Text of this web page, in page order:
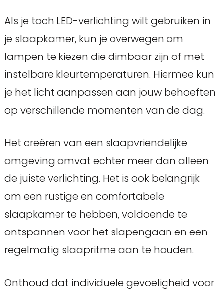
Als je toch LED-verlichting wilt gebruiken in
je slaapkamer, kun je overwegen om
lampen te kiezen die dimbaar zijn of met
instelbare kleurtemperaturen. Hiermee kun
je het licht aanpassen aan jouw behoeften
op verschillende momenten van de dag.
Het creëren van een slaapvriendelijke
omgeving omvat echter meer dan alleen
de juiste verlichting. Het is ook belangrijk
om een rustige en comfortabele
slaapkamer te hebben, voldoende te
ontspannen voor het slapengaan en een
regelmatig slaapritme aan te houden.
Onthoud dat individuele gevoeligheid voor